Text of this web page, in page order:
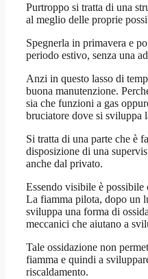
Purtroppo si tratta di una
al meglio delle proprie
Spegnerla in primavera e
periodo estivo, senza una
Anzi in questo lasso di
buona manutenzione.
sia che funzioni a gas
bruciatore dove si sviluppa
Si tratta di una parte che è
disposizione di una
anche dal privato.
Essendo visibile è
La fiamma pilota, dopo un
sviluppa una forma di
meccanici che aiutano a
Tale ossidazione non
fiamma e quindi a
riscaldamento.